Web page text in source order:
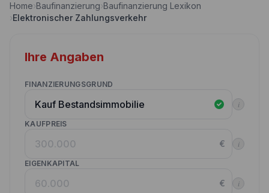
Nebenkostenrechner
Annuitätenrechner
Wettbewerbe
Kunden werben Kunden
Kontakt
Home›Baufinanzierung›Baufinanzierung Lexikon
›Elektronischer Zahlungsverkehr
Ihre Angaben
FINANZIERUNGSGRUND
i
KAUFPREIS
€ i
EIGENKAPITAL
€ i